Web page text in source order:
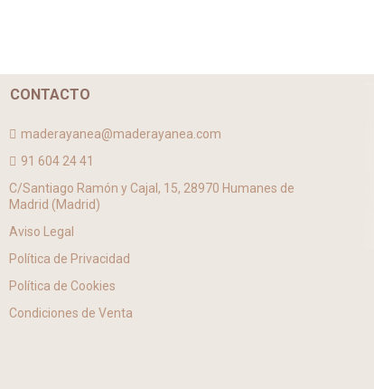
CONTACTO
maderayanea@maderayanea.com
91 604 24 41
C/Santiago Ramón y Cajal, 15, 28970 Humanes de
Madrid (Madrid)
Aviso Legal
Política de Privacidad
Política de Cookies
Condiciones de Venta